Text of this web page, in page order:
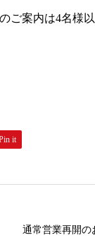
ご案内は4名様
it
通常営業再開の